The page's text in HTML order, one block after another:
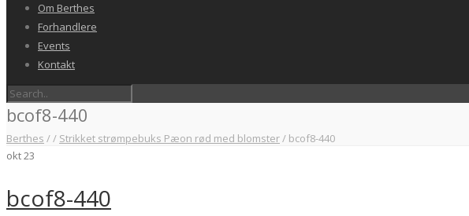
Om Berthes
Forhandlere
Events
Kontakt
bcof8-440
Berthes // Strikket strømpebuks Pæon rød med blomster/ bcof8-440
okt23
bcof8-440